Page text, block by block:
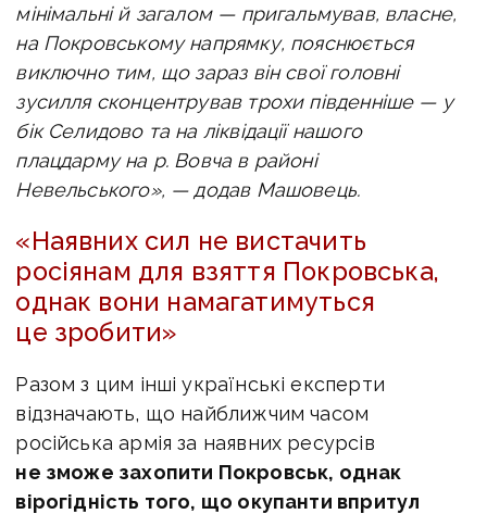
мінімальні й загалом — пригальмував, власне,
на Покровському напрямку, пояснюється
виключно тим, що зараз він свої головні
зусилля сконцентрував трохи південніше — у
бік Селидово та на ліквідації нашого
плацдарму на р. Вовча в районі
Невельського», — додав Машовець.
«Наявних сил не вистачить
росіянам для взяття Покровська,
однак вони намагатимуться
це зробити»
Разом з цим інші українські експерти
відзначають, що найближчим часом
російська армія за наявних ресурсів
не зможе захопити Покровськ, однак
вірогідність того, що окупанти впритул